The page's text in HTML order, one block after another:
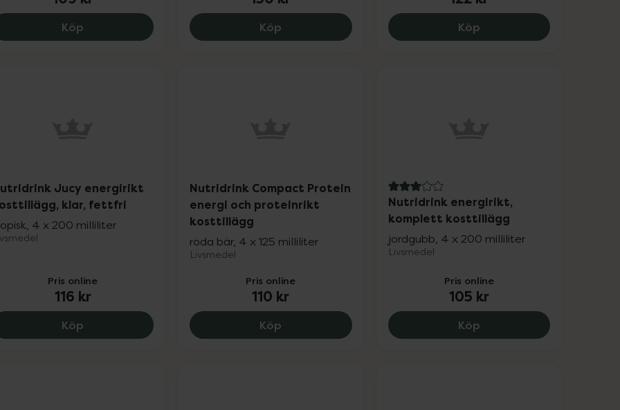
Köp Nutridrink Multi Fibre energirikt, komplett kosttillägg med kostfiber, 109 kr.
Köp Nutridrink Protein 2.0 extra energi och proteinrikt
KöpNutridrink Protein
Jucy energirikt
klar, fettfri
4 x 200 milliliter
Pris online
116 kr
Köp Nutridrink Jucy energirikt kosttillägg, klar, fettfri, 116 kr.
Nutridrink Compact Protein
energi och proteinrikt
kosttillägg
röda bär, 4 x 125 milliliter
Livsmedel
Pris online
110 kr
Köp Nutridrink Compact Protein energi och proteinrikt
3 av 5 i omdöme
Nutridrink energirikt,
komplett kosttillägg
jordgubb, 4 x 200 milliliter
Livsmedel
Pris online
105 kr
KöpNutridrink energirikt,